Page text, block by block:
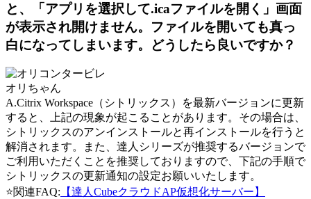
と、「アプリを選択して.icaファイルを開く」画面
が表示され開けません。ファイルを開いても真っ
白になってしまいます。どうしたら良いですか？
オリちゃん
A.Citrix Workspace（シトリックス）を最新バージョンに更新
すると、上記の現象が起こることがあります。その場合は、
シトリックスのアンインストールと再インストールを行うと
解消されます。また、達人シリーズが推奨するバージョンで
ご利用いただくことを推奨しておりますので、下記の手順で
シトリックスの更新通知の設定お願いいたします。
⭐関連FAQ: 【達人CubeクラウドAP仮想化サーバー】